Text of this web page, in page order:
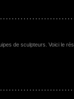
de sculpteurs. Voici le